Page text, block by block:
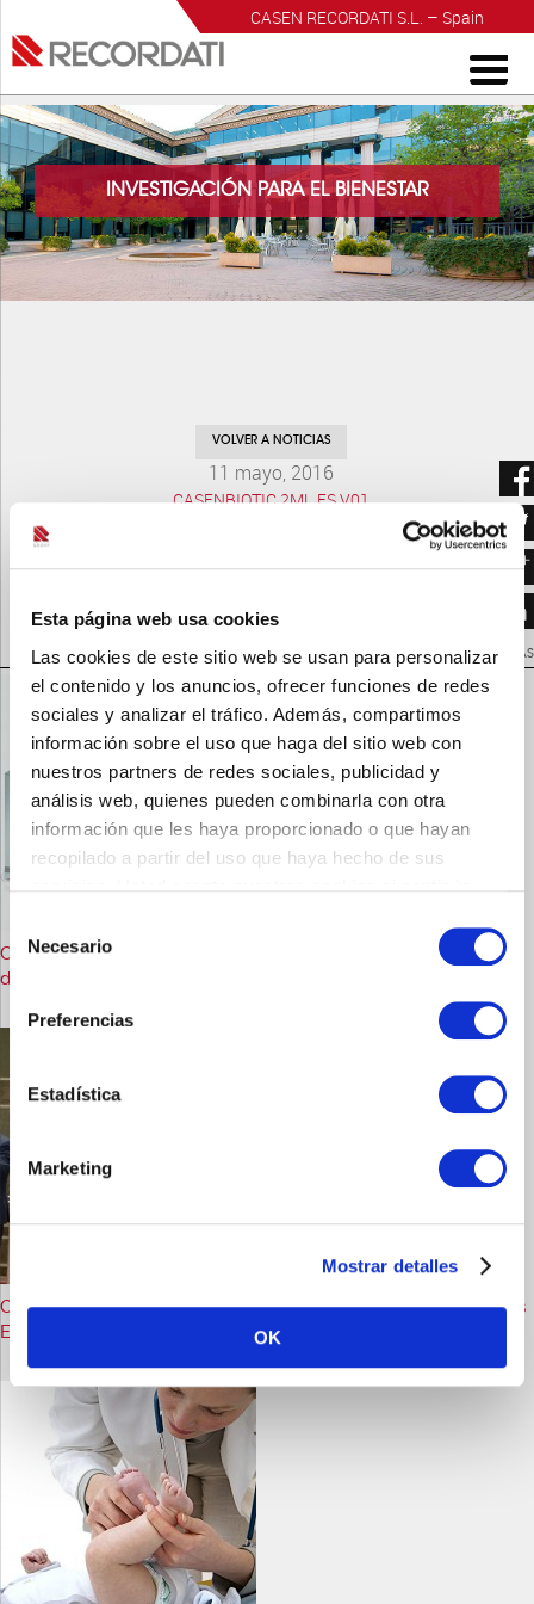
Esta página web usa cookies
Las cookies de este sitio web se usan para personalizar
el contenido y los anuncios, ofrecer funciones de redes
sociales y analizar el tráfico. Además, compartimos
información sobre el uso que haga del sitio web con
nuestros partners de redes sociales, publicidad y
análisis web, quienes pueden combinarla con otra
información que les haya proporcionado o que hayan
recopilado a partir del uso que haya hecho de sus
de
consentimiento
Necesario
Preferencias
Estadística
Marketing
Mostrar detalles
OK
CASEN RECORDATI S.L. – Spain
INVESTIGACIÓN PARA EL BIENESTAR
VOLVER A NOTICIAS
11 mayo, 2016
CASENBIOTIC 2ML ES V01
NOTICIAS RELACIONADAS
Casen Recordati lanza el primer medicamento en crema para la
disfunción eréctil
Casen Recordati apoya la labor del farmacéutico en los Premios
Estar Vital